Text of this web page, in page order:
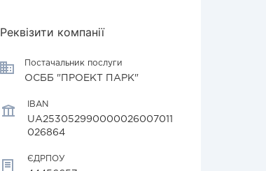
Реквізити компанії
Постачальник послуги
ОСББ "ПРОЕКТ ПАРК"
IBAN
UA253052990000026007011
026864
ЄДРПОУ